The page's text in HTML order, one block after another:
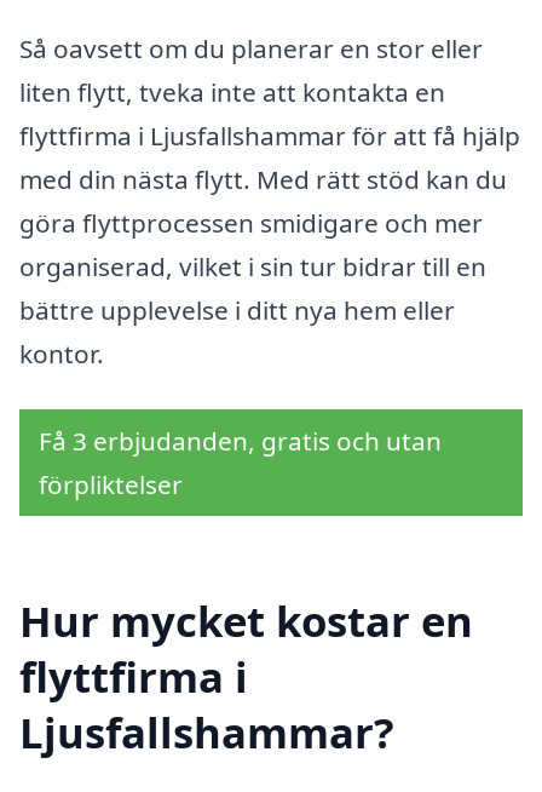
Så oavsett om du planerar en stor eller
liten flytt, tveka inte att kontakta en
flyttfirma i Ljusfallshammar för att få hjälp
med din nästa flytt. Med rätt stöd kan du
göra flyttprocessen smidigare och mer
organiserad, vilket i sin tur bidrar till en
bättre upplevelse i ditt nya hem eller
kontor.
Få 3 erbjudanden, gratis och utan
förpliktelser
Hur mycket kostar en
flyttfirma i
Ljusfallshammar?